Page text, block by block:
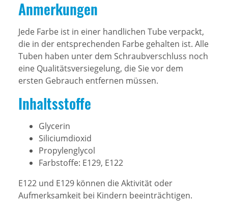
Anmerkungen
Jede Farbe ist in einer handlichen Tube verpackt,
die in der entsprechenden Farbe gehalten ist. Alle
Tuben haben unter dem Schraubverschluss noch
eine Qualitätsversiegelung, die Sie vor dem
ersten Gebrauch entfernen müssen.
Inhaltsstoffe
Glycerin
Siliciumdioxid
Propylenglycol
Farbstoffe: E129, E122
E122 und E129 können die Aktivität oder
Aufmerksamkeit bei Kindern beeinträchtigen.